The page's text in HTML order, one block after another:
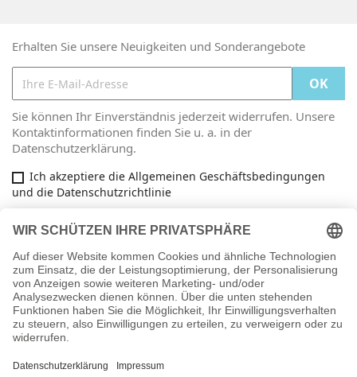
Erhalten Sie unsere Neuigkeiten und Sonderangebote
Sie können Ihr Einverständnis jederzeit widerrufen. Unsere
Kontaktinformationen finden Sie u. a. in der
Datenschutzerklärung.
Ich akzeptiere die Allgemeinen Geschäftsbedingungen
und die Datenschutzrichtlinie
Facebook
ARTIKEL 
INFORMATIONEN